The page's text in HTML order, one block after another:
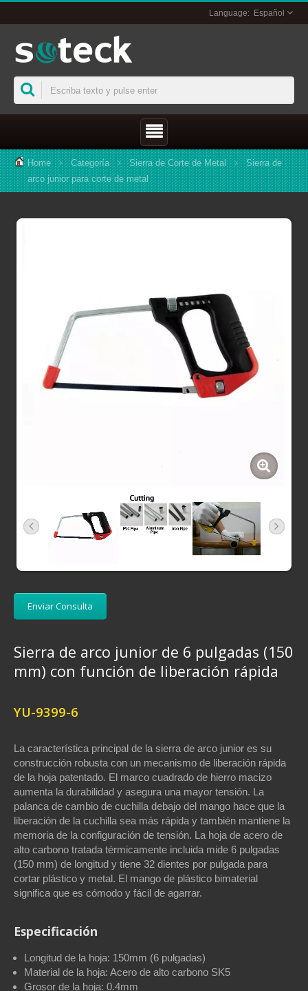
Español
Home Categoría Sierra de Corte de Metal
Sierra de
arco junior para corte de metal
Enviar Consulta
Sierra de arco junior de 6 pulgadas (150
mm) con función de liberación rápida
YU-9399-6
La característica principal de la sierra de arco junior es su
construcción robusta con un mecanismo de liberación rápida
de la hoja patentado. El marco cuadrado de hierro macizo
aumenta la durabilidad y asegura una mayor tensión. La
palanca de cambio de cuchilla debajo del mango hace que la
liberación de la cuchilla sea más rápida y también mantiene la
memoria de la configuración de tensión. La hoja de acero de
alto carbono tratada térmicamente incluida mide 6 pulgadas
(150 mm) de longitud y tiene 32 dientes por pulgada para
cortar plástico y metal. El mango de plástico bimaterial
significa que es cómodo y fácil de agarrar.
Especificación
Longitud de la hoja: 150mm (6 pulgadas)
Material de la hoja: Acero de alto carbono SK5
Grosor de la hoja: 0.4mm